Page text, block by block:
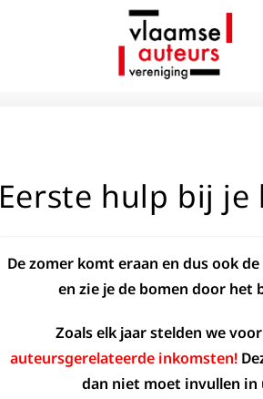
Eerste hulp bij
De zomer komt eraan en dus ook
en zie je de bomen door het
Zoals elk jaar stelden we voor
auteursgerelateerde inkomsten!
dan niet moet invullen in